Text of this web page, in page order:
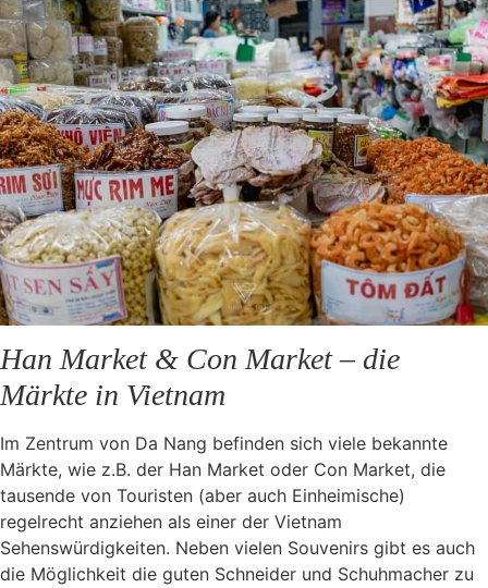
Han Market & Con Market – die
Märkte in Vietnam
Im Zentrum von Da Nang befinden sich viele bekannte
Märkte, wie z.B. der Han Market oder Con Market, die
tausende von Touristen (aber auch Einheimische)
regelrecht anziehen als einer der Vietnam
Sehenswürdigkeiten. Neben vielen Souvenirs gibt es auch
die Möglichkeit die guten Schneider und Schuhmacher zu